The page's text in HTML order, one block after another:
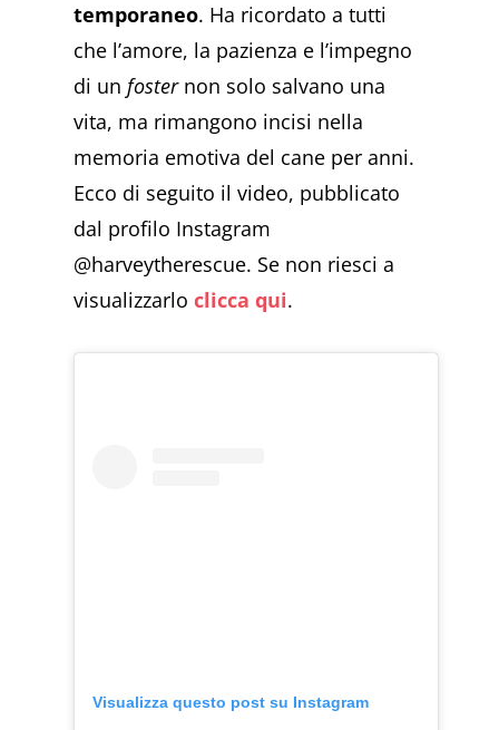
temporaneo. Ha ricordato a tutti
che l’amore, la pazienza e l’impegno
di unfosternon solo salvano una
vita, ma rimangono incisi nella
memoria emotiva del cane per anni.
Ecco di seguito il video, pubblicato
dal profilo Instagram
@harveytherescue. Se non riesci a
visualizzarloclicca qui.
Visualizza questo post su Instagram